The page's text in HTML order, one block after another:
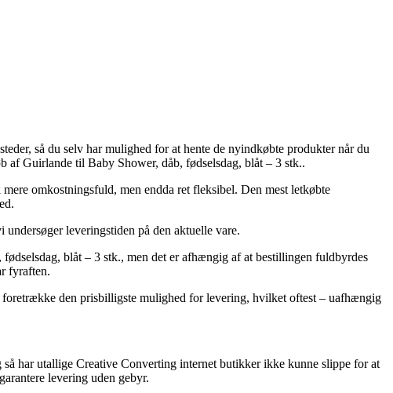
så du selv har mulighed for at hente de nyindkøbte produkter når du
af Guirlande til Baby Shower, dåb, fødselsdag, blåt – 3 stk..
omkostningsfuld, men endda ret fleksibel. Den mest letkøbte
leveringstiden på den aktuelle vare.
blåt – 3 stk., men det er afhængig af at bestillingen fuldbyrdes
fyraften.
den prisbilligste mulighed for levering, hvilket oftest – uafhængig
har utallige Creative Converting internet butikker ikke kunne slippe for at
levering uden gebyr.